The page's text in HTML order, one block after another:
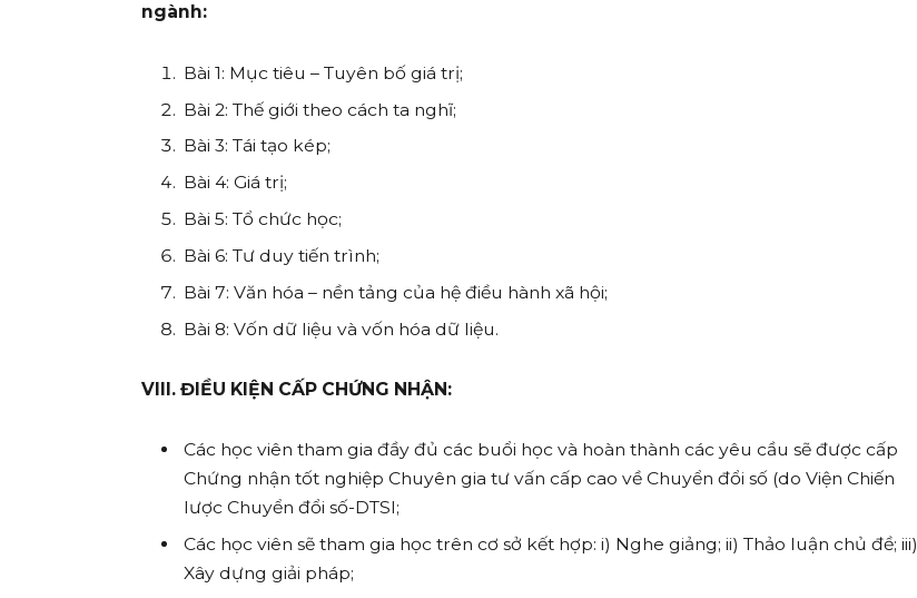
ngành:
Bài 1: Mục tiêu – Tuyên bố giá trị;
Bài 2: Thế giới theo cách ta nghĩ;
Bài 3: Tái tạo kép;
Bài 4: Giá trị;
Bài 5: Tổ chức học;
Bài 6: Tư duy tiến trình;
Bài 7: Văn hóa – nền tảng của hệ điều hành xã hội;
Bài 8: Vốn dữ liệu và vốn hóa dữ liệu.
VIII. ĐIỀU KIỆN CẤP CHỨNG NHẬN:
Các học viên tham gia đầy đủ các buổi học và hoàn thành các yêu cầu sẽ được cấp
Chứng nhận tốt nghiệp Chuyên gia tư vấn cấp cao về Chuyển đổi số (do Viện Chiến
lược Chuyển đổi số-DTSI;
Các học viên sẽ tham gia học trên cơ sở kết hợp: i) Nghe giảng; ii) Thảo luận chủ đề; iii)
Xây dựng giải pháp;